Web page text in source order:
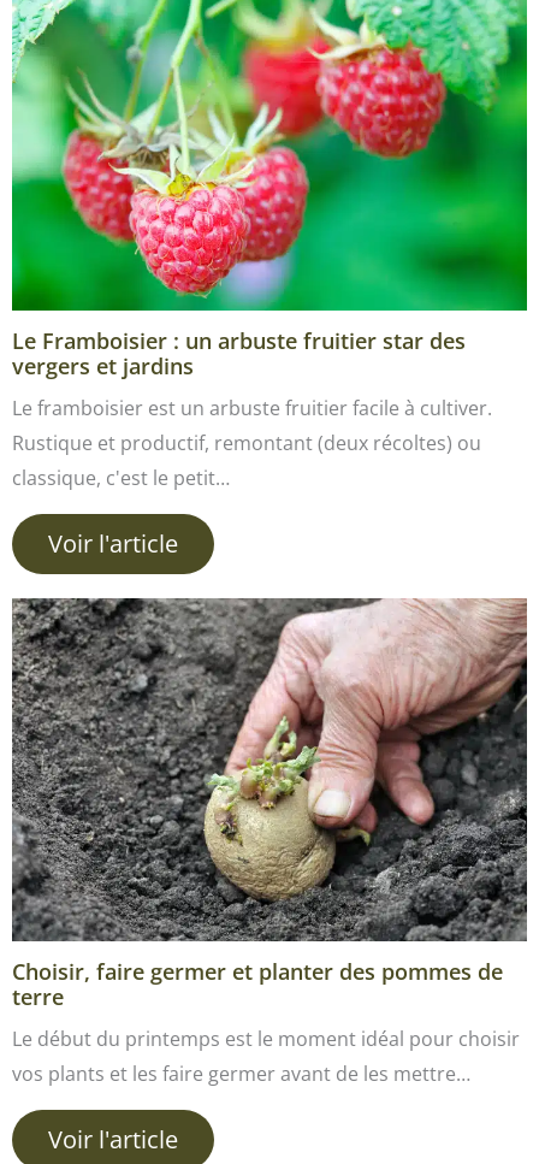
Le Framboisier : un arbuste fruitier star des
vergers et jardins
Le framboisier est un arbuste fruitier facile à cultiver.
Rustique et productif, remontant (deux récoltes) ou
classique, c'est le petit…
Voir l'article
Choisir, faire germer et planter des pommes de
terre
Le début du printemps est le moment idéal pour choisir
vos plants et les faire germer avant de les mettre…
Voir l'article